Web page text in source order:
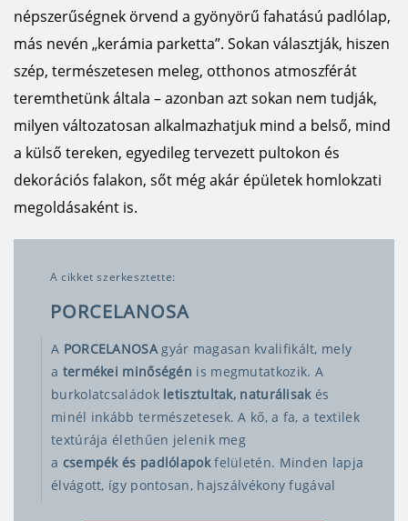
népszerűségnek örvend a gyönyörű fahatású padlólap,
más nevén „kerámia parketta”. Sokan választják, hiszen
szép, természetesen meleg, otthonos atmoszférát
teremthetünk általa – azonban azt sokan nem tudják,
milyen változatosan alkalmazhatjuk mind a belső, mind
a külső tereken, egyedileg tervezett pultokon és
dekorációs falakon, sőt még akár épületek homlokzati
megoldásaként is.
A cikket szerkesztette:
PORCELANOSA
​A PORCELANOSAgyár magasan kvalifikált, mely
a termékei minőségén is megmutatkozik. A
burkolatcsaládok letisztultak, naturálisakés
minél inkább természetesek. A kő, a fa, a textilek
textúrája élethűen jelenik meg
a csempék és padlólapokfelületén. Minden lapja
élvágott, így pontosan, hajszálvékony fugával